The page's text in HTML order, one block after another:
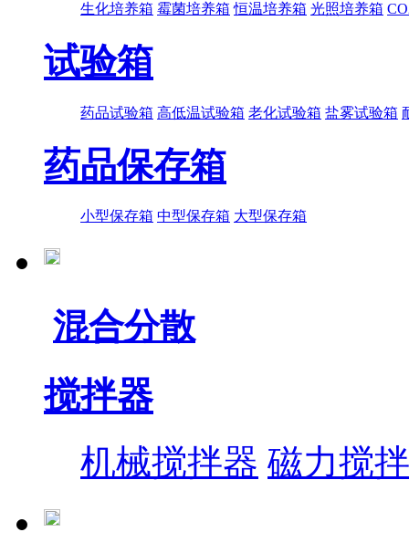
生化培养箱 霉菌培养箱 恒温培养箱 光照培养箱
试验箱
药品试验箱 高低温试验箱 老化试验箱 盐雾试验箱
药品保存箱
小型保存箱 中型保存箱 大型保存箱
混合分散
搅拌器
机械搅拌器 磁力搅